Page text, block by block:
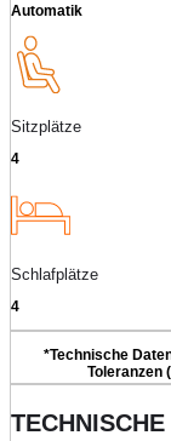
Automatik
Sitzplätze
4
Schlafplätze
4
*Technische
Toleranzen
TECHNISCHE